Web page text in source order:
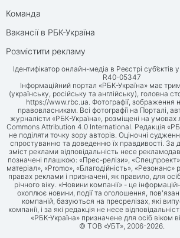
Команда
Вакансії в РБК-Україна
Розмістити рекламу
Ідентифікатор онлайн-медіа в Реєстрі
R40-05347
Інформаційний портал «РБК-Україна» має
(українську, російську та англійську), головна
https://www.rbc.ua. Фотографії, зображення
правовласникам. Всі фотографії на Порталі,
журналісти «РБК-Україна», розміщені на умовах
Commons Attribution 4.0 International. Редакція
не поділяти точку зору авторів. Оціночні
спростуванню та доведенню їх правдивості. За
зміст реклами відповідальність несе
позначені плашкою: «Прес-релізи»,
матеріал», «Promo», «Благодійність»,
правах реклами і призначені, як правило, для
річного віку. «Новини компанії» - це
охоплює новини, події та оголошення,
компаній, базуються на пресрелізах, які
компанії, і за які редакція не несе
«РБК-Україна» призначене для осіб віком
© ТОВ «УБТ», 2006-2026.